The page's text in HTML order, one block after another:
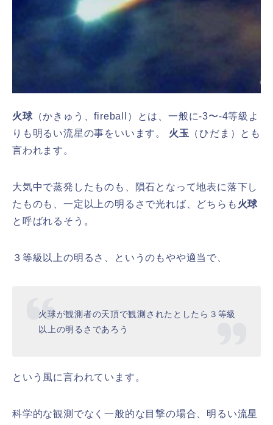
火球（かきゅう、fireball）とは、一般に-3〜-4等級よ
りも明るい流星の事をいいます。
火玉 （ひだま）とも
言われます。
大気中で蒸発したものも、隕石となって地表に落下し
たものも、一定以上の明るさで光れば、どちらも 火球
と呼ばれるそう。
３等級以上の明るさ、というのもやや適当で、
火球が観測者の天頂で観測されたとしたら３等級
以上の明るさであろう
という風に言われています。
科学的な観測でなく一般的な目撃の場合、明るい流星